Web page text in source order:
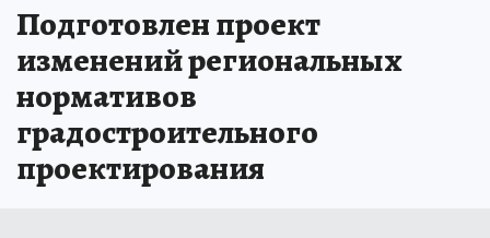
Подготовлен проект
изменений региональных
нормативов
градостроительного
проектирования